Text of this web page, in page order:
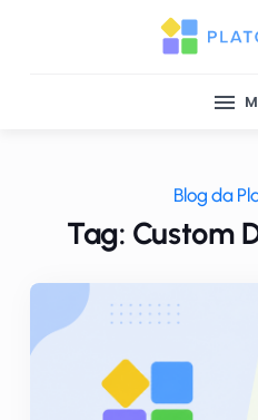
Blog da
Tag: Custom